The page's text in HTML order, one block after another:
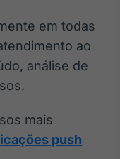
em todas
ao
análise de
mais
push